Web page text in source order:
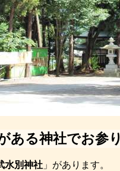
ある神社でお参り
水別神社 」があります。